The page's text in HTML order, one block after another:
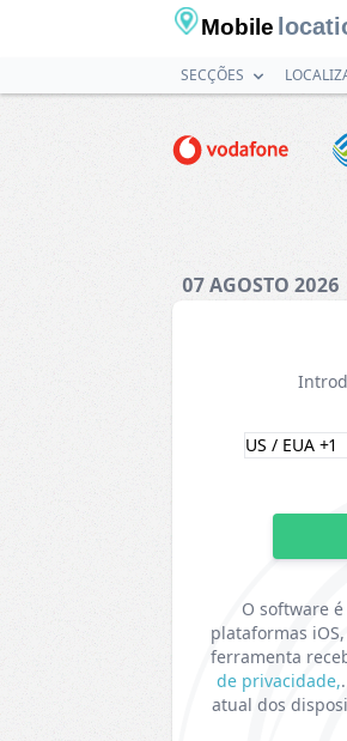
Mobile
SECÇÕES
07 AGOSTO 2026
O software
plataformas
ferramenta
de privacidade,
atual dos